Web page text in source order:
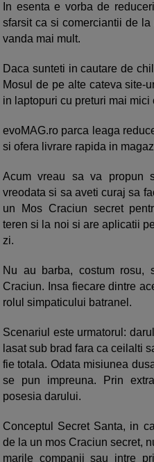
In esenta e vorba de
sfarsit ca si comerciantii de
vanda mai mult.
Daca sunteti in cautare de
Mosul de pe alte cateva site-
in laptopuri cu preturi mai mici
evoMAG.ro parca leaga
si ofera livrare rapida in
Acum vreau sa va propun
vreodata si sa aveti curaj sa
un Mos Craciun secret
teren si la noi si are aplicatii
zi.
Nu au barba, costum
Craciun. Insa fiecare dintre
rolul simpaticului batranel.
Scenariul este urmatorul:
lasat sub brad fara ca ceilalti
fie totala. Odata misiunea
se pun impreuna. Prin
posesia darului.
Conceptul Secret Santa, in
de la un mos Craciun secret,
marile companii sau intre